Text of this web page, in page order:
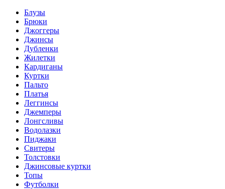
Блузы
Брюки
Джоггеры
Джинсы
Дубленки
Жилетки
Кардиганы
Куртки
Пальто
Платья
Леггинсы
Джемперы
Лонгсливы
Водолазки
Пиджаки
Свитеры
Толстовки
Джинсовые куртки
Топы
Футболки